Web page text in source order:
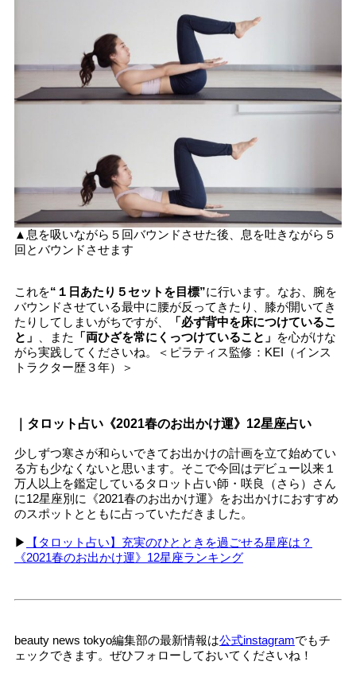
▲息を吸いながら５回バウンドさせた後、息を吐きながら５
回とバウンドさせます
これを“１日あたり５セットを目標”に行います。なお、腕を
バウンドさせている最中に腰が反ってきたり、膝が開いてき
たりしてしまいがちですが、
「必ず背中を床につけているこ
と」
、また 「両ひざを常にくっつけていること」 を心がけな
がら実践してくださいね。＜ピラティス監修：KEI（インス
トラクター歴３年）＞
｜タロット占い《2021春のお出かけ運》12星座占い
少しずつ寒さが和らいできてお出かけの計画を立て始めてい
る方も少なくないと思います。そこで今回はデビュー以来１
万人以上を鑑定しているタロット占い師・咲良（さら）さん
に12星座別に《2021春のお出かけ運》をお出かけにおすすめ
のスポットとともに占っていただきました。
▶︎
【タロット占い】充実のひとときを過ごせる星座は？
《2021春のお出かけ運》12星座ランキング
beauty news tokyo編集部の最新情報は公式instagramでもチ
ェックできます。ぜひフォローしておいてくださいね！